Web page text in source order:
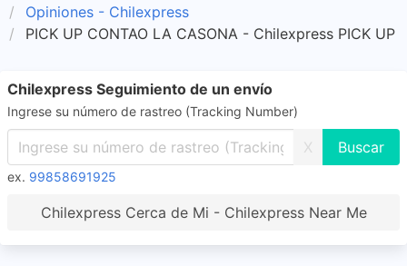
Opiniones - Chilexpress
PICK UP CONTAO LA CASONA - Chilexpress PICK UP
Chilexpress Seguimiento de un envío
Ingrese su número de rastreo (Tracking Number)
X
ex. 99858691925
Chilexpress Cerca de Mi - Chilexpress Near Me